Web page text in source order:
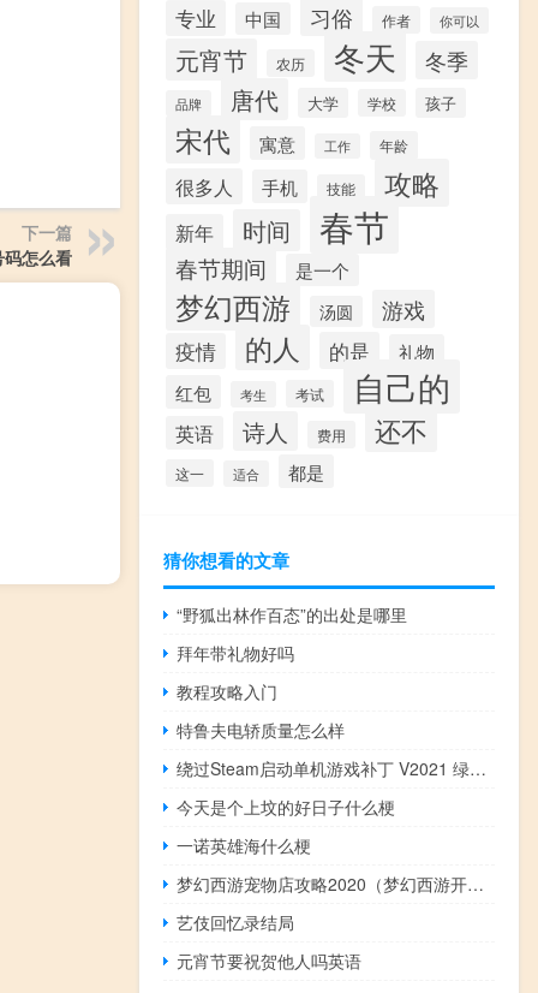
下一篇
怎么看
专业 中国 习俗 作者 你可以
元宵节 农历 冬天 冬季
品牌 唐代 大学 学校 孩子
宋代 寓意 工作 年龄
很多人 手机 技能 攻略
新年 时间 春节
春节期间 是一个
梦幻西游 汤圆 游戏
疫情 的人 的是
礼物
红包
考生 考试 自己的
英语 诗人 费用 还不
这一 适合 都是
猜你想看的文章
“野狐出林作百态”的出处是哪里
拜年带礼物好吗
教程攻略入门
特鲁夫电轿质量怎么样
绕过Steam启动单机游戏补丁 V2021 绿色免费版（绕过Steam启动单机游戏补丁 V2021 绿色免费版功能简介）
今天是个上坟的好日子什么梗
一诺英雄海什么梗
梦幻西游宠物店攻略2020（梦幻西游开宠物店攻略）
艺伎回忆录结局
元宵节要祝贺他人吗英语